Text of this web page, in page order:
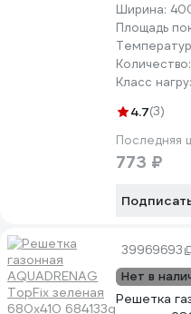
Ширина:
Площадь
Количество:
Класс
4.7(3)
Последняя
773 ₽
39969693
Нет в
Решетка